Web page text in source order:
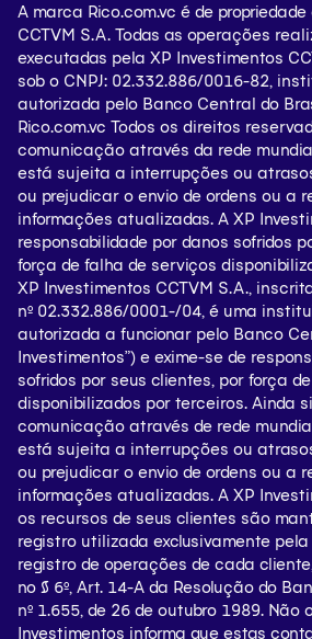
Capitais e regiões metropolitanas
+55 11 3003-5465
+55 11 4007-2465
Demais localidades
0800-771-5465
Atendimento em Libras (Língua Brasileira
deficientes auditivos:
SAC (clique aqui)
A marca Rico.com.vc é de
CCTVM S.A. Todas as operações
executadas pela XP Investimentos
sob o CNPJ: 02.332.886/0016-82,
autorizada pelo Banco Central do
Rico.com.vc Todos os direitos
comunicação através da rede
está sujeita a interrupções ou
ou prejudicar o envio de ordens ou a
informações atualizadas. A XP
responsabilidade por danos sofridos
força de falha de serviços
XP Investimentos CCTVM S.A.,
nº 02.332.886/0001-/­04, é uma
autorizada a funcionar pelo Banco
Investimentos”) e exime-se de
sofridos por seus clientes, por força
disponibilizados por terceiros. Ainda
comunicação através de rede
está sujeita a interrupções ou
ou prejudicar o envio de ordens ou a
informações atualizadas. A XP
os recursos de seus clientes são
registro utilizada exclusivamente
registro de operações de cada
no § 6º, Art. 14-A da Resolução do
nº 1.655, de 26 de outubro 1989. Não
Investimentos informa que estas